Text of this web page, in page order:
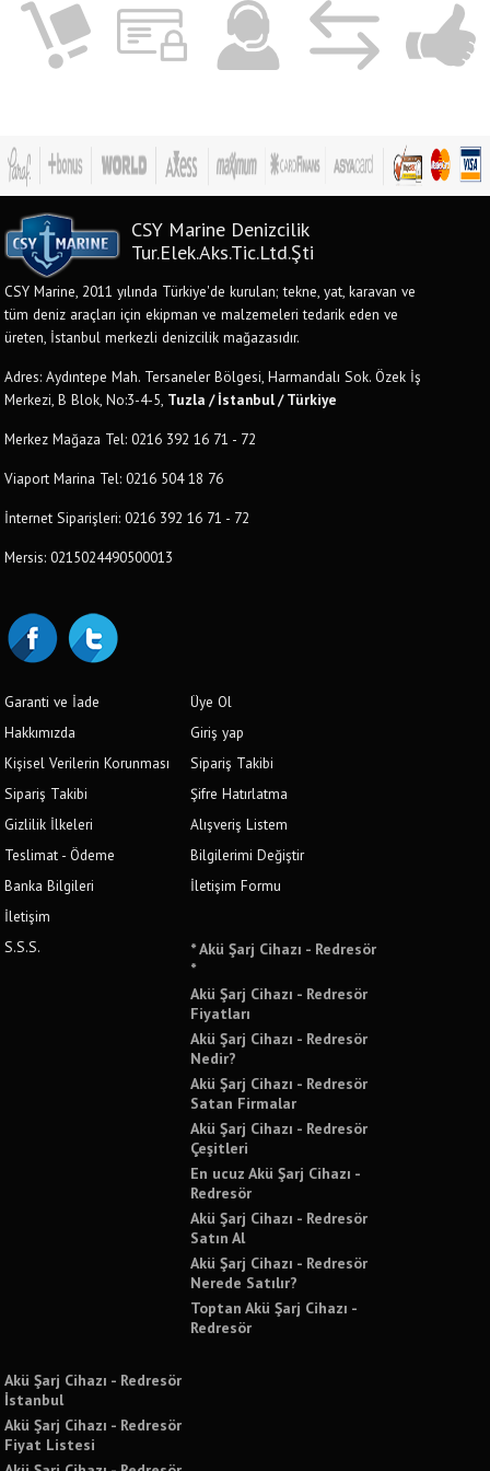
CSY Marine Denizcilik
Tur.Elek.Aks.Tic.Ltd.Şti
CSY Marine, 2011 yılında Türkiye'de kurulan; tekne, yat, karavan ve
tüm deniz araçları için ekipman ve malzemeleri tedarik eden ve
üreten, İstanbul merkezli denizcilik mağazasıdır.
Adres: Aydıntepe Mah. Tersaneler Bölgesi, Harmandalı Sok. Özek İş
Merkezi, B Blok, No:3-4-5, Tuzla / İstanbul / Türkiye
Merkez Mağaza Tel: 0216 392 16 71 - 72
Viaport Marina Tel: 0216 504 18 76
İnternet Siparişleri: 0216 392 16 71 - 72
Mersis: 0215024490500013
Garanti ve İade
Hakkımızda
Kişisel Verilerin Korunması
Sipariş Takibi
Gizlilik İlkeleri
Teslimat - Ödeme
Banka Bilgileri
İletişim
S.S.S.
Üye Ol
Giriş yap
Sipariş Takibi
Şifre Hatırlatma
Alışveriş Listem
Bilgilerimi Değiştir
İletişim Formu
* Akü Şarj Cihazı - Redresör
*
Akü Şarj Cihazı - Redresör
Fiyatları
Akü Şarj Cihazı - Redresör
Nedir?
Akü Şarj Cihazı - Redresör
Satan Firmalar
Akü Şarj Cihazı - Redresör
Çeşitleri
En ucuz Akü Şarj Cihazı -
Redresör
Akü Şarj Cihazı - Redresör
Satın Al
Akü Şarj Cihazı - Redresör
Nerede Satılır?
Toptan Akü Şarj Cihazı -
Redresör
Akü Şarj Cihazı - Redresör
İstanbul
Akü Şarj Cihazı - Redresör
Fiyat Listesi